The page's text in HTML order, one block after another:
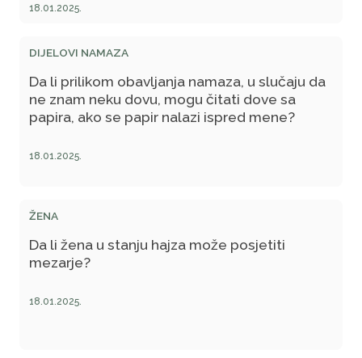
18.01.2025.
DIJELOVI NAMAZA
Da li prilikom obavljanja namaza, u slučaju da
ne znam neku dovu, mogu čitati dove sa
papira, ako se papir nalazi ispred mene?
18.01.2025.
ŽENA
Da li žena u stanju hajza može posjetiti
mezarje?
18.01.2025.